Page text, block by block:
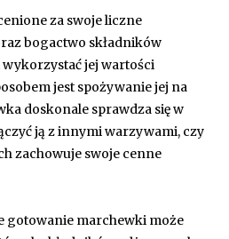
za swoje liczne
bogactwo składników
wykorzystać jej wartości
jest spożywanie jej na
doskonale sprawdza się w
ją z innymi warzywami, czy
zachowuje swoje cenne
gotowanie marchewki może